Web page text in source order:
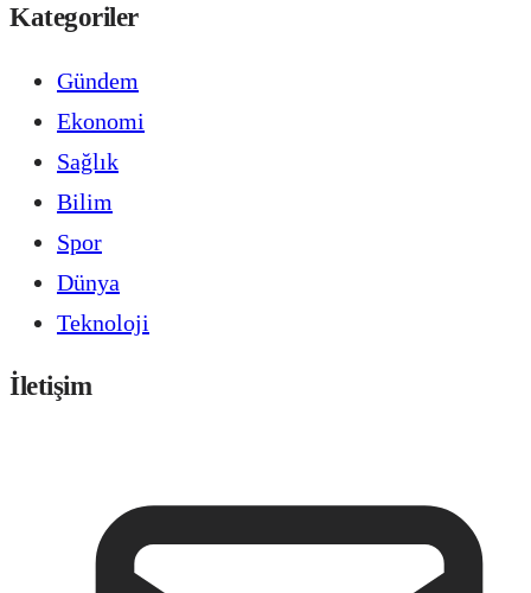
Kategoriler
Gündem
Ekonomi
Sağlık
Bilim
Spor
Dünya
Teknoloji
İletişim